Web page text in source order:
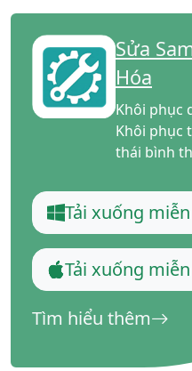
Sửa
Hóa
Khôi phục
Khôi phục
thái bình
Tải xuống
Tải xuống
Tìm hiểu thêm